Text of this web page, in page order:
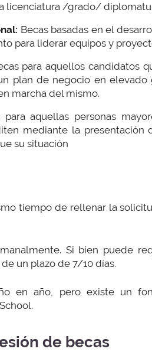
licenciatura /grado/
Becas basadas en el
para liderar equipos y
para aquellos candidatos
plan de negocio en
marcha del mismo.
para aquellas personas
mediante la
su situación
tiempo de rellenar la
Si bien puede
un plazo de 7/10 días.
en año, pero existe un
de becas